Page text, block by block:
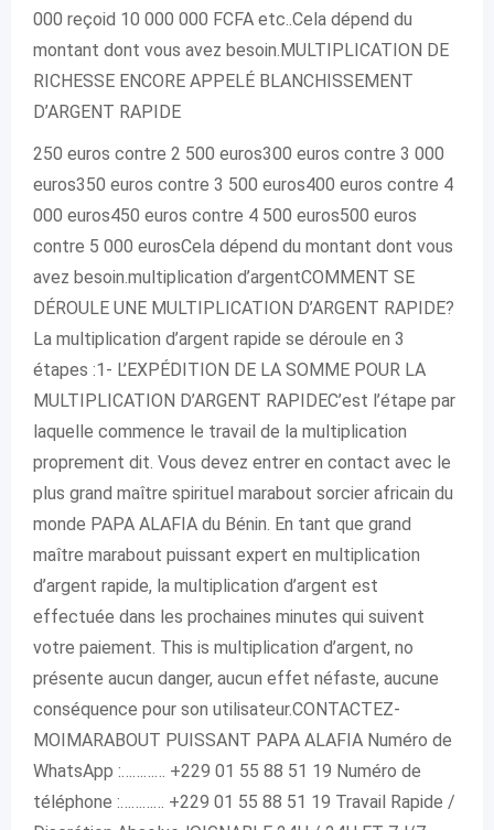
000 reçoid 10 000 000 FCFA etc..Cela dépend du
montant dont vous avez besoin.MULTIPLICATION DE
RICHESSE ENCORE APPELÉ BLANCHISSEMENT
D’ARGENT RAPIDE
250 euros contre 2 500 euros300 euros contre 3 000
euros350 euros contre 3 500 euros400 euros contre 4
000 euros450 euros contre 4 500 euros500 euros
contre 5 000 eurosCela dépend du montant dont vous
avez besoin.multiplication d’argentCOMMENT SE
DÉROULE UNE MULTIPLICATION D’ARGENT RAPIDE?
La multiplication d’argent rapide se déroule en 3
étapes :1- L’EXPÉDITION DE LA SOMME POUR LA
MULTIPLICATION D’ARGENT RAPIDEC’est l’étape par
laquelle commence le travail de la multiplication
proprement dit. Vous devez entrer en contact avec le
plus grand maître spirituel marabout sorcier africain du
monde PAPA ALAFIA du Bénin. En tant que grand
maître marabout puissant expert en multiplication
d’argent rapide, la multiplication d’argent est
effectuée dans les prochaines minutes qui suivent
votre paiement. This is multiplication d’argent, no
présente aucun danger, aucun effet néfaste, aucune
conséquence pour son utilisateur.CONTACTEZ-
MOIMARABOUT PUISSANT PAPA ALAFIA Numéro de
WhatsApp :………… +229 01 55 88 51 19 Numéro de
téléphone :………… +229 01 55 88 51 19 Travail Rapide /